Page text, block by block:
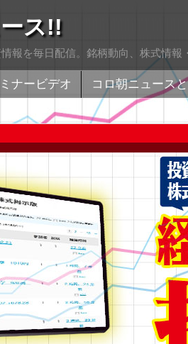
ス!!
報を毎日配信。銘柄動向、株式情
ナービデオ
コロ朝ニュース